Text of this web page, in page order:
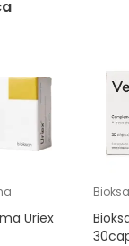
Uriex